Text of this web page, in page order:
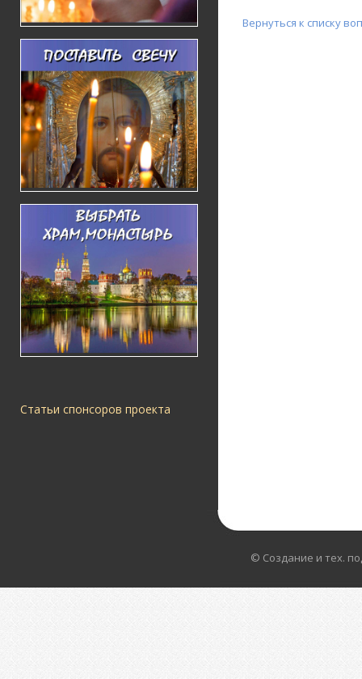
Статьи спонсоров проекта
Вернуться к списку
© Создание и тех.